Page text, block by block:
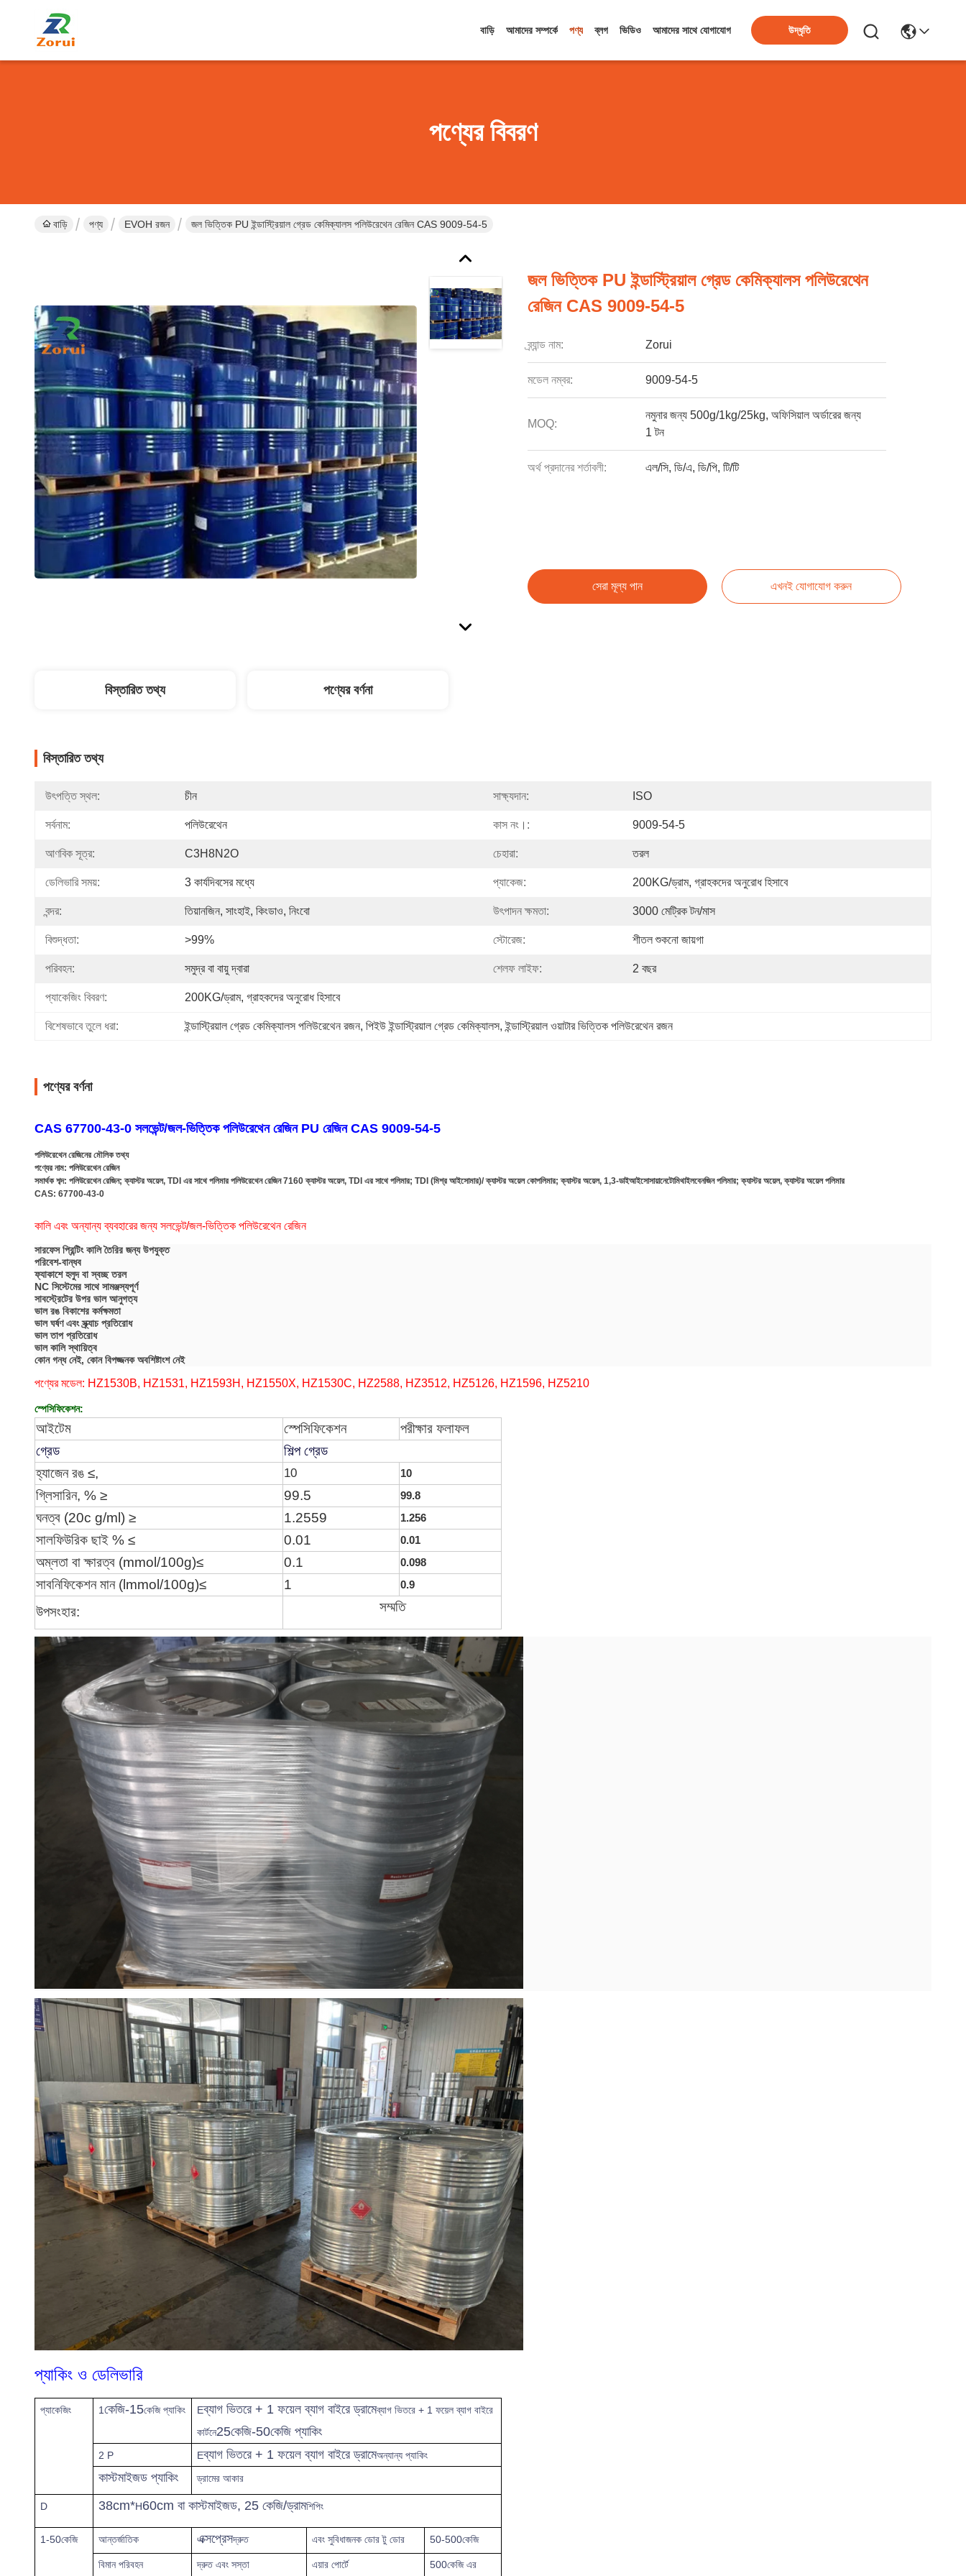
বাড়ি আমাদের সম্পর্কে পণ্য ব্লগ ভিডিও আমাদের সাথে যোগাযোগ উদ্ধৃতি
পণ্যের বিবরণ
বাড়ি পণ্য EVOH রজন জল ভিত্তিক PU ইন্ডাস্ট্রিয়াল গ্রেড কেমিক্যালস পলিউরেথেন রেজিন CAS 9009-54-5
জল ভিত্তিক PU ইন্ডাস্ট্রিয়াল গ্রেড কেমিক্যালস পলিউরেথেন
রেজিন CAS 9009-54-5
ব্র্যান্ড নাম: Zorui
মডেল নম্বর: 9009-54-5
MOQ:
নমুনার জন্য 500g/1kg/25kg, অফিসিয়াল অর্ডারের জন্য
1 টন
অর্থ প্রদানের শর্তাবলী: এল/সি, ডি/এ, ডি/পি, টি/টি
সেরা মূল্য পান এখনই যোগাযোগ করুন
বিস্তারিত তথ্য পণ্যের বর্ণনা
বিস্তারিত তথ্য
উৎপত্তি স্থল: চীন সাক্ষ্যদান: ISO
সর্বনাম: পলিউরেথেন কাস নং।: 9009-54-5
আণবিক সূত্র: C3H8N2O চেহারা: তরল
ডেলিভারি সময়: 3 কার্যদিবসের মধ্যে প্যাকেজ: 200KG/ড্রাম, গ্রাহকদের অনুরোধ হিসাবে
বন্দর: তিয়ানজিন, সাংহাই, কিংডাও, নিংবো উৎপাদন ক্ষমতা: 3000 মেট্রিক টন/মাস
বিশুদ্ধতা: >99% স্টোরেজ: শীতল শুকনো জায়গা
পরিবহন: সমুদ্র বা বায়ু দ্বারা শেলফ লাইফ: 2 বছর
প্যাকেজিং বিবরণ: 200KG/ড্রাম, গ্রাহকদের অনুরোধ হিসাবে
বিশেষভাবে তুলে ধরা: ইন্ডাস্ট্রিয়াল গ্রেড কেমিক্যালস পলিউরেথেন রজন, পিইউ ইন্ডাস্ট্রিয়াল গ্রেড কেমিক্যালস, ইন্ডাস্ট্রিয়াল ওয়াটার ভিত্তিক পলিউরেথেন রজন
পণ্যের বর্ণনা
CAS 67700-43-0 সলভেন্ট/জল-ভিত্তিক পলিউরেথেন রেজিন PU রেজিন CAS 9009-54-5
পলিউরেথেন রেজিনের মৌলিক তথ্য
পণ্যের নাম: পলিউরেথেন রেজিন
সমার্থক শব্দ: পলিউরেথেন রেজিন; ক্যাস্টর অয়েল, TDI এর সাথে পলিমার পলিউরেথেন রেজিন 7160 ক্যাস্টর অয়েল, TDI এর সাথে পলিমার; TDI (মিশ্র আইসোমার)/ ক্যাস্টর অয়েল কোপলিমার; ক্যাস্টর অয়েল, 1,3-ডাইআইসোসায়ানেটোমিথাইলবেনজিন পলিমার; ক্যাস্টর অয়েল, ক্যাস্টর অয়েল পলিমার
CAS: 67700-43-0
কালি এবং অন্যান্য ব্যবহারের জন্য সলভেন্ট/জল-ভিত্তিক পলিউরেথেন রেজিন
সারফেস প্রিন্টিং কালি তৈরির জন্য উপযুক্ত
পরিবেশ-বান্ধব
ফ্যাকাশে হলুদ বা স্বচ্ছ তরল
NC সিস্টেমের সাথে সামঞ্জস্যপূর্ণ
সাবস্ট্রেটের উপর ভাল আনুগত্য
ভাল রঙ বিকাশের কর্মক্ষমতা
ভাল ঘর্ষণ এবং স্ক্র্যাচ প্রতিরোধ
ভাল তাপ প্রতিরোধ
ভাল কালি স্থায়িত্ব
কোন গন্ধ নেই, কোন বিপজ্জনক অবশিষ্টাংশ নেই
পণ্যের মডেল: HZ1530B, HZ1531, HZ1593H, HZ1550X, HZ1530C, HZ2588, HZ3512, HZ5126, HZ1596, HZ5210
স্পেসিফিকেশন:
আইটেম স্পেসিফিকেশন
পরীক্ষার ফলাফল
গ্রেড
শিল্প গ্রেড
হ্যাজেন রঙ ≤,
10 10
গ্লিসারিন, % ≥ 99.5 99.8
ঘনত্ব (20c g/ml) ≥ 1.2559 1.256
সালফিউরিক ছাই % ≤ 0.01 0.01
অম্লতা বা ক্ষারত্ব (mmol/100g)≤ 0.1 0.098
সাবনিফিকেশন মান (lmmol/100g)≤ 1 0.9
উপসংহার: সম্মতি
প্যাকিং ও ডেলিভারি
প্যাকেজিং 1কেজি-15কেজি প্যাকিং Eব্যাগ ভিতরে + 1 ফয়েল ব্যাগ বাইরে ড্রামেব্যাগ ভিতরে + 1 ফয়েল ব্যাগ বাইরে
কার্টনে25কেজি-50কেজি প্যাকিং
2 P Eব্যাগ ভিতরে + 1 ফয়েল ব্যাগ বাইরে ড্রামেঅন্যান্য প্যাকিং
কাস্টমাইজড প্যাকিং ড্রামের আকার
D 38cm*H60cm বা কাস্টমাইজড, 25 কেজি/ড্রামশিপিং
1-50কেজি আন্তর্জাতিক এক্সপ্রেসদ্রুত এবং সুবিধাজনক ডোর টু ডোর 50-500কেজি
বিমান পরিবহন দ্রুত এবং সস্তা এয়ার পোর্টে 500কেজি এর